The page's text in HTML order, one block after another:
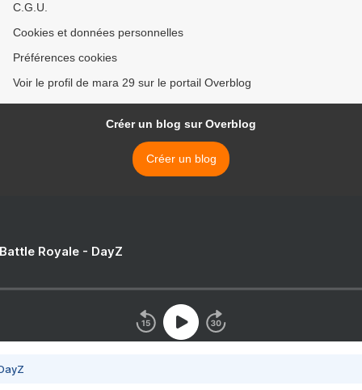
C.G.U.
Cookies et données personnelles
Préférences cookies
Voir le profil de mara 29 sur le portail Overblog
Créer un blog sur Overblog
Créer un blog
Royale - DayZ